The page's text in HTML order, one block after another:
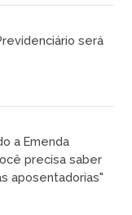
será
a Emenda
precisa saber
aposentadorias"